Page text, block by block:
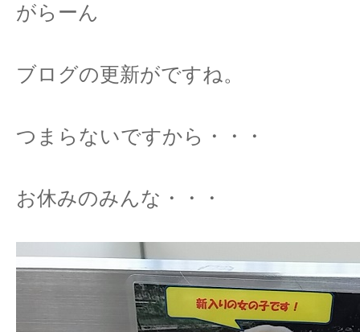
がらーん
ブログの更新がですね。
つまらないですから・・・
お休みのみんな・・・